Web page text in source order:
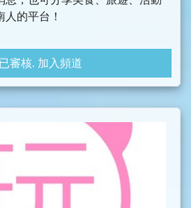
的平台！
加入頻道